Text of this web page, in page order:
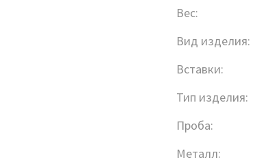
Вес:
Вид изделия:
Вставки:
Тип изделия:
Проба:
Металл: